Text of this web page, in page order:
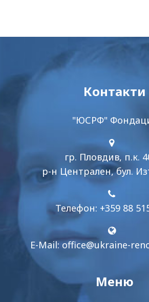
Контакти
"ЮСРФ"
гр. Пловдив, п.к.
р-н Централен, бул.
Телефон: +359 88
E-Mail:office@ukraine-
Меню